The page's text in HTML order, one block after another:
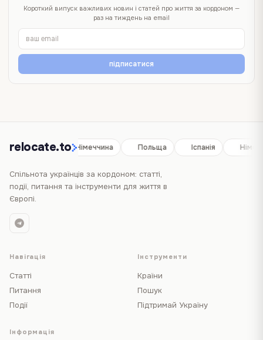
Короткий випуск важливих новин і статей про життя за кордоном —
раз на тиждень на email
підписатися
relocate.to
Іспанія Німеччина Польща Іспанія
Спільнота українців за кордоном: статті,
події, питання та інструменти для життя в
Європі.
Навігація
Статті
Питання
Події
Інструменти
Країни
Пошук
Підтримай Україну
Інформація